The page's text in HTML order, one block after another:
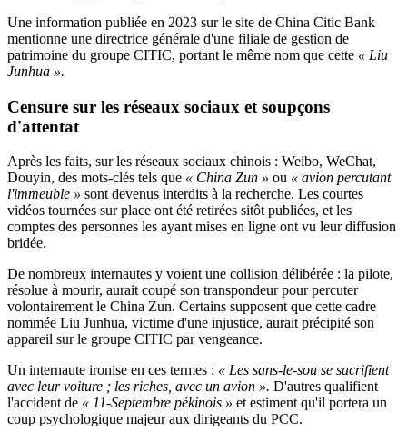
Une information publiée en 2023 sur le site de China Citic Bank
mentionne une directrice générale d'une filiale de gestion de
patrimoine du groupe CITIC, portant le même nom que cette « Liu
Junhua ».
Censure sur les réseaux sociaux et soupçons
d'attentat
Après les faits, sur les réseaux sociaux chinois : Weibo, WeChat,
Douyin, des mots-clés tels que « China Zun » ou « avion percutant
l'immeuble » sont devenus interdits à la recherche. Les courtes
vidéos tournées sur place ont été retirées sitôt publiées, et les
comptes des personnes les ayant mises en ligne ont vu leur diffusion
bridée.
De nombreux internautes y voient une collision délibérée : la pilote,
résolue à mourir, aurait coupé son transpondeur pour percuter
volontairement le China Zun. Certains supposent que cette cadre
nommée Liu Junhua, victime d'une injustice, aurait précipité son
appareil sur le groupe CITIC par vengeance.
Un internaute ironise en ces termes : « Les sans-le-sou se sacrifient
avec leur voiture ; les riches, avec un avion ». D'autres qualifient
l'accident de « 11-Septembre pékinois » et estiment qu'il portera un
coup psychologique majeur aux dirigeants du PCC.